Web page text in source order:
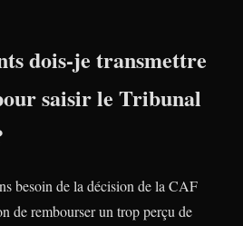
dois-je transmettre
saisir le Tribunal
besoin de la décision de la CAF
de rembourser un trop perçu de